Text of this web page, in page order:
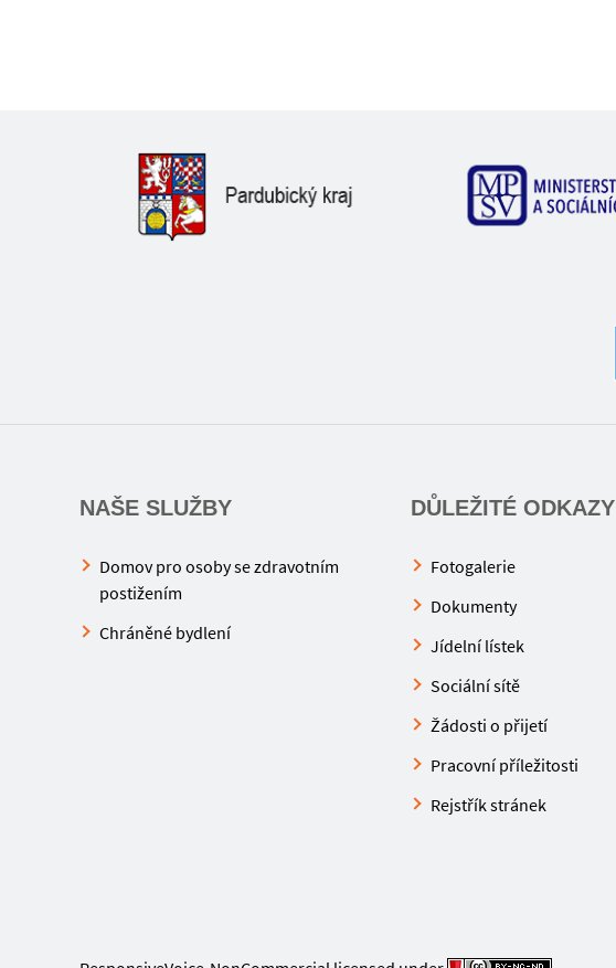
NAŠE SLUŽBY
Domov pro osoby se zdravotním
postižením
Chráněné bydlení
DŮLEŽITÉ ODKAZY
Fotogalerie
Dokumenty
Jídelní lístek
Sociální sítě
Žádosti o přijetí
Pracovní příležitosti
Rejstřík stránek